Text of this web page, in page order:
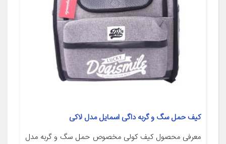
کیف حمل سگ و گربه داگی اسمایل مدل لاکی
معرفی محصول کیف کولی مخصوص حمل سگ و گربه مدل